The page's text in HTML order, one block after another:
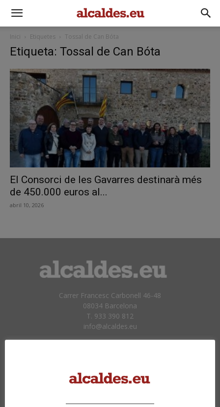
Inici Etiquetes Tossal de Can Bóta
Etiqueta: Tossal de Can Bóta
El Consorci de les Gavarres destinarà més
de 450.000 euros al...
abril 10, 2026
Carrer Francesc Carbonell 46-48
08034 Barcelona
T. 933 390 812
info@alcaldes.eu